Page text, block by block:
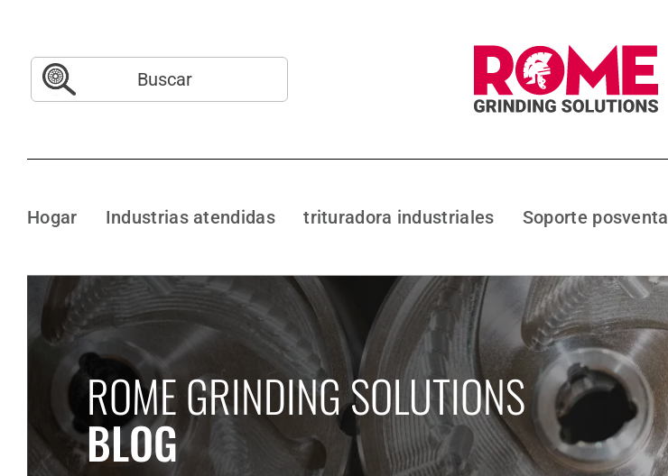
contenido
Buscar:
Hogar Industrias atendidas trituradora industriales Soporte posventa
ROME GRINDING SOLUTIONS
BLOG